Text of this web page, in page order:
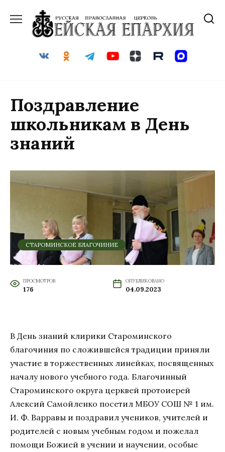
содержанию
Поздравление
школьникам в День
знаний
СТАРОМИНСКОЕ БЛАГОЧИНИЕ
ПРОСМОТРОВ
176
ОПУБЛИКОВАНО
04.09.2023
В День знаний клирики Староминского
благочиния по сложившейся традиции приняли
участие в торжественных линейках, посвященных
началу нового учебного года. Благочинный
Староминского округа церквей протоиерей
Алексий Самойленко посетил МБОУ СОШ № 1 им.
И. Ф. Варравы и поздравил учеников, учителей и
родителей с новым учебным годом и пожелал
помощи Божией в учении и научении, особые